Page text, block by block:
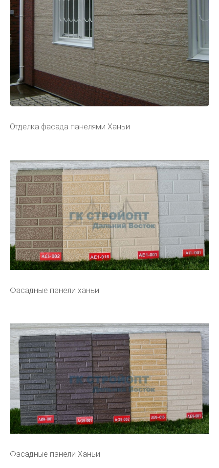
Отделка фасада панелями Ханьи
Фасадные панели ханьи
Фасадные панели Ханьи